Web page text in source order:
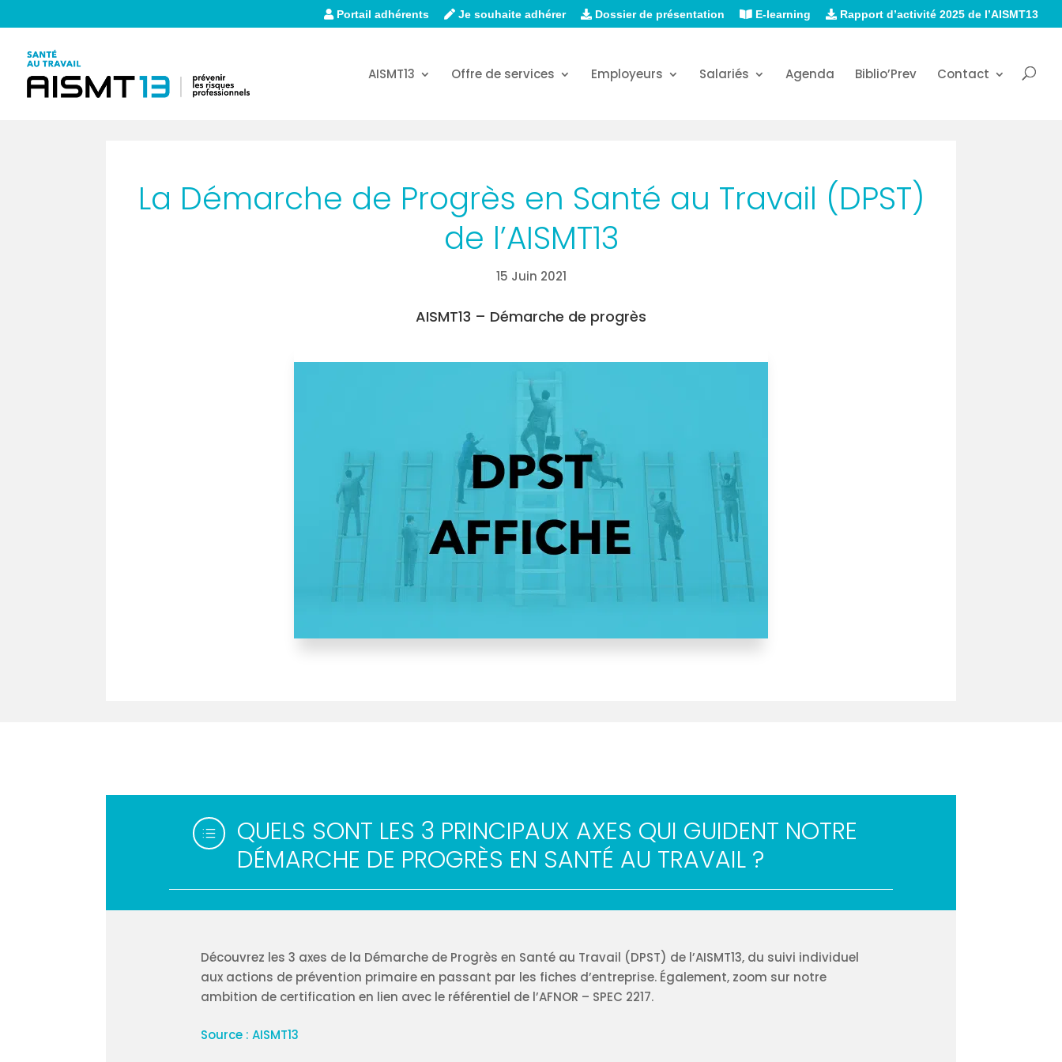
Portail adhérents Je souhaite adhérer Dossier de présentation E-learning Rapport d’activité 2025 de l’AISMT13
AISMT13 Offre de services Employeurs Salariés Agenda Biblio’Prev Contact
La Démarche de Progrès en Santé au Travail (DPST)
de l’AISMT13
15 Juin 2021
AISMT13 – Démarche de progrès
d
QUELS SONT LES 3 PRINCIPAUX AXES QUI GUIDENT NOTRE
DÉMARCHE DE PROGRÈS EN SANTÉ AU TRAVAIL ?
Découvrez les 3 axes de la Démarche de Progrès en Santé au Travail (DPST) de l’AISMT13, du suivi individuel
aux actions de prévention primaire en passant par les fiches d’entreprise. Également, zoom sur notre
ambition de certification en lien avec le référentiel de l’AFNOR – SPEC 2217.
Source : AISMT13